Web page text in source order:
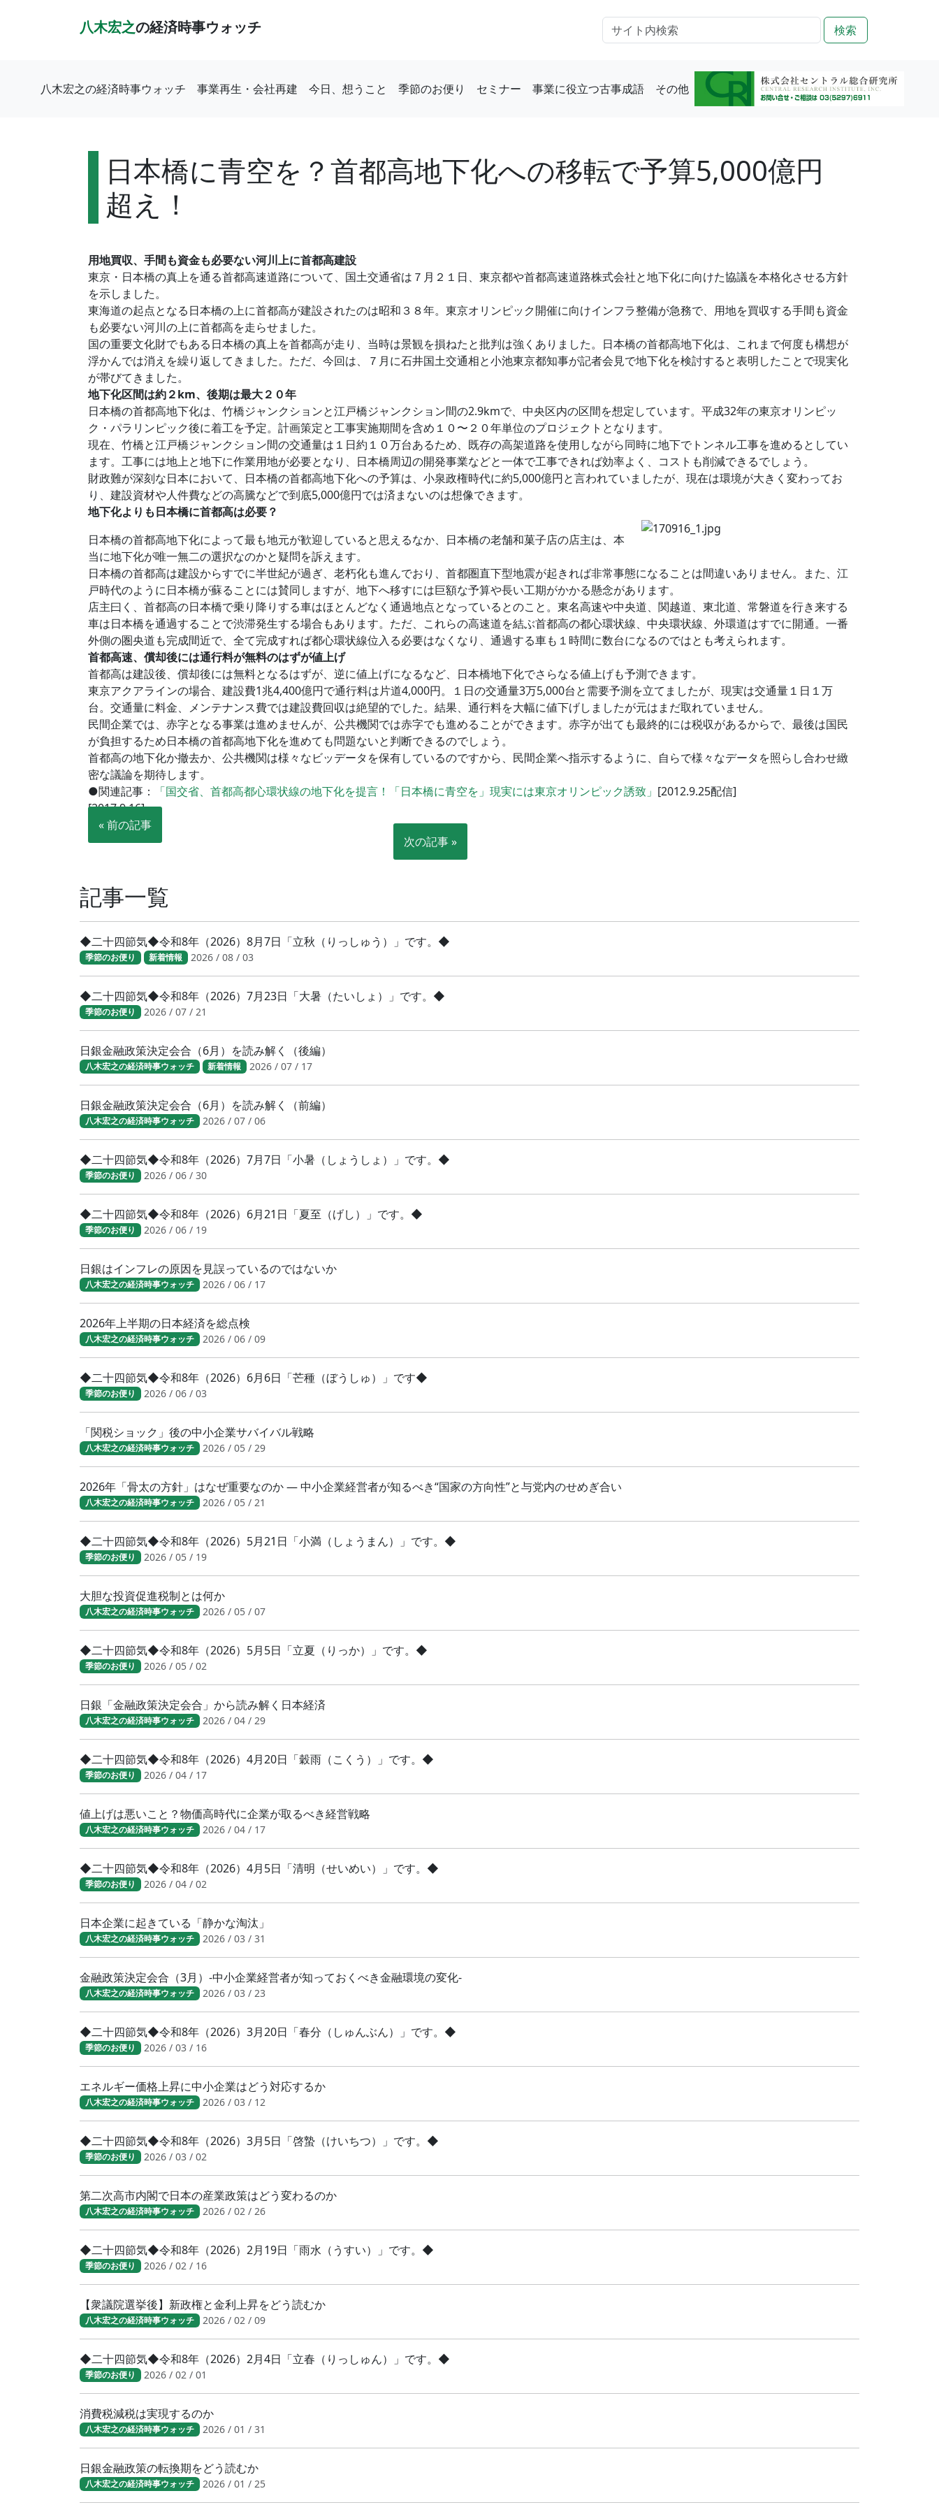
八木宏之の経済時事ウォッチ 検索
八木宏之の経済時事ウォッチ 事業再生・会社再建 今日、想うこと 季節のお便り セミナー 事業に役立つ古事成語 その他
日本橋に青空を？首都高地下化への移転で予算5,000億円
超え！
用地買収、手間も資金も必要ない河川上に首都高建設
東京・日本橋の真上を通る首都高速道路について、国土交通省は７月２１日、東京都や首都高速道路株式会社と地下化に向けた協議を本格化させる方針
を示しました。
東海道の起点となる日本橋の上に首都高が建設されたのは昭和３８年。東京オリンピック開催に向けインフラ整備が急務で、用地を買収する手間も資金
も必要ない河川の上に首都高を走らせました。
国の重要文化財でもある日本橋の真上を首都高が走り、当時は景観を損ねたと批判は強くありました。日本橋の首都高地下化は、これまで何度も構想が
浮かんでは消えを繰り返してきました。ただ、今回は、７月に石井国土交通相と小池東京都知事が記者会見で地下化を検討すると表明したことで現実化
が帯びてきました。
地下化区間は約２km、後期は最大２０年
日本橋の首都高地下化は、竹橋ジャンクションと江戸橋ジャンクション間の2.9kmで、中央区内の区間を想定しています。平成32年の東京オリンピッ
ク・パラリンピック後に着工を予定。計画策定と工事実施期間を含め１０〜２０年単位のプロジェクトとなります。
現在、竹橋と江戸橋ジャンクション間の交通量は１日約１０万台あるため、既存の高架道路を使用しながら同時に地下でトンネル工事を進めるとしてい
ます。工事には地上と地下に作業用地が必要となり、日本橋周辺の開発事業などと一体で工事できれば効率よく、コストも削減できるでしょう。
財政難が深刻な日本において、日本橋の首都高地下化への予算は、小泉政権時代に約5,000億円と言われていましたが、現在は環境が大きく変わってお
り、建設資材や人件費などの高騰などで到底5,000億円では済まないのは想像できます。
地下化よりも日本橋に首都高は必要？
日本橋の首都高地下化によって最も地元が歓迎していると思えるなか、日本橋の老舗和菓子店の店主は、本
当に地下化が唯一無二の選択なのかと疑問を訴えます。
日本橋の首都高は建設からすでに半世紀が過ぎ、老朽化も進んでおり、首都圏直下型地震が起きれば非常事態になることは間違いありません。また、江
戸時代のように日本橋が蘇ることには賛同しますが、地下へ移すには巨額な予算や長い工期がかかる懸念があります。
店主曰く、首都高の日本橋で乗り降りする車はほとんどなく通過地点となっているとのこと。東名高速や中央道、関越道、東北道、常磐道を行き来する
車は日本橋を通過することで渋滞発生する場合もあります。ただ、これらの高速道を結ぶ首都高の都心環状線、中央環状線、外環道はすでに開通。一番
外側の圏央道も完成間近で、全て完成すれば都心環状線位入る必要はなくなり、通過する車も１時間に数台になるのではとも考えられます。
首都高速、償却後には通行料が無料のはずが値上げ
首都高は建設後、償却後には無料となるはずが、逆に値上げになるなど、日本橋地下化でさらなる値上げも予測できます。
東京アクアラインの場合、建設費1兆4,400億円で通行料は片道4,000円。１日の交通量3万5,000台と需要予測を立てましたが、現実は交通量１日１万
台。交通量に料金、メンテナンス費では建設費回収は絶望的でした。結果、通行料を大幅に値下げしましたが元はまだ取れていません。
民間企業では、赤字となる事業は進めませんが、公共機関では赤字でも進めることができます。赤字が出ても最終的には税収があるからで、最後は国民
が負担するため日本橋の首都高地下化を進めても問題ないと判断できるのでしょう。
首都高の地下化か撤去か、公共機関は様々なビッデータを保有しているのですから、民間企業へ指示するように、自らで様々なデータを照らし合わせ緻
密な議論を期待します。
●関連記事：
「国交省、首都高都心環状線の地下化を提言！「日本橋に青空を」現実には東京オリンピック誘致」 [2012.9.25配信]
[2017.9.16]
« 前の記事
次の記事 »
記事一覧
◆二十四節気◆令和8年（2026）8月7日「立秋（りっしゅう）」です。◆
季節のお便り 新着情報 2026 / 08 / 03
◆二十四節気◆令和8年（2026）7月23日「大暑（たいしょ）」です。◆
季節のお便り 2026 / 07 / 21
日銀金融政策決定会合（6月）を読み解く（後編）
八木宏之の経済時事ウォッチ 新着情報 2026 / 07 / 17
日銀金融政策決定会合（6月）を読み解く（前編）
八木宏之の経済時事ウォッチ 2026 / 07 / 06
◆二十四節気◆令和8年（2026）7月7日「小暑（しょうしょ）」です。◆
季節のお便り 2026 / 06 / 30
◆二十四節気◆令和8年（2026）6月21日「夏至（げし）」です。◆
季節のお便り 2026 / 06 / 19
日銀はインフレの原因を見誤っているのではないか
八木宏之の経済時事ウォッチ 2026 / 06 / 17
2026年上半期の日本経済を総点検
八木宏之の経済時事ウォッチ 2026 / 06 / 09
◆二十四節気◆令和8年（2026）6月6日「芒種（ぼうしゅ）」です◆
季節のお便り 2026 / 06 / 03
「関税ショック」後の中小企業サバイバル戦略
八木宏之の経済時事ウォッチ 2026 / 05 / 29
2026年「骨太の方針」はなぜ重要なのか ― 中小企業経営者が知るべき“国家の方向性”と与党内のせめぎ合い
八木宏之の経済時事ウォッチ 2026 / 05 / 21
◆二十四節気◆令和8年（2026）5月21日「小満（しょうまん）」です。◆
季節のお便り 2026 / 05 / 19
大胆な投資促進税制とは何か
八木宏之の経済時事ウォッチ 2026 / 05 / 07
◆二十四節気◆令和8年（2026）5月5日「立夏（りっか）」です。◆
季節のお便り 2026 / 05 / 02
日銀「金融政策決定会合」から読み解く日本経済
八木宏之の経済時事ウォッチ 2026 / 04 / 29
◆二十四節気◆令和8年（2026）4月20日「穀雨（こくう）」です。◆
季節のお便り 2026 / 04 / 17
値上げは悪いこと？物価高時代に企業が取るべき経営戦略
八木宏之の経済時事ウォッチ 2026 / 04 / 17
◆二十四節気◆令和8年（2026）4月5日「清明（せいめい）」です。◆
季節のお便り 2026 / 04 / 02
日本企業に起きている「静かな淘汰」
八木宏之の経済時事ウォッチ 2026 / 03 / 31
金融政策決定会合（3月）-中小企業経営者が知っておくべき金融環境の変化-
八木宏之の経済時事ウォッチ 2026 / 03 / 23
◆二十四節気◆令和8年（2026）3月20日「春分（しゅんぶん）」です。◆
季節のお便り 2026 / 03 / 16
エネルギー価格上昇に中小企業はどう対応するか
八木宏之の経済時事ウォッチ 2026 / 03 / 12
◆二十四節気◆令和8年（2026）3月5日「啓蟄（けいちつ）」です。◆
季節のお便り 2026 / 03 / 02
第二次高市内閣で日本の産業政策はどう変わるのか
八木宏之の経済時事ウォッチ 2026 / 02 / 26
◆二十四節気◆令和8年（2026）2月19日「雨水（うすい）」です。◆
季節のお便り 2026 / 02 / 16
【衆議院選挙後】新政権と金利上昇をどう読むか
八木宏之の経済時事ウォッチ 2026 / 02 / 09
◆二十四節気◆令和8年（2026）2月4日「立春（りっしゅん）」です。◆
季節のお便り 2026 / 02 / 01
消費税減税は実現するのか
八木宏之の経済時事ウォッチ 2026 / 01 / 31
日銀金融政策の転換期をどう読むか
八木宏之の経済時事ウォッチ 2026 / 01 / 25